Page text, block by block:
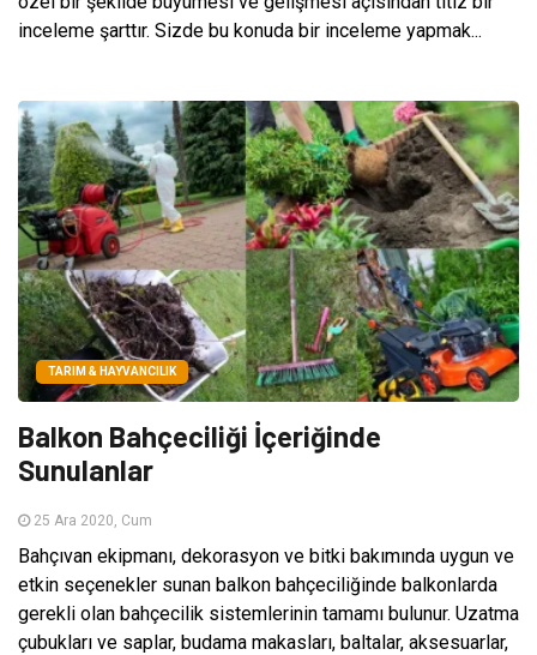
inceleme şarttır. Sizde bu konuda bir inceleme yapmak...
TARIM & HAYVANCILIK
Balkon Bahçeciliği İçeriğinde
Sunulanlar
25 Ara 2020, Cum
Bahçıvan ekipmanı, dekorasyon ve bitki bakımında uygun ve
etkin seçenekler sunan balkon bahçeciliğinde balkonlarda
gerekli olan bahçecilik sistemlerinin tamamı bulunur. Uzatma
çubukları ve saplar, budama makasları, baltalar, aksesuarlar,